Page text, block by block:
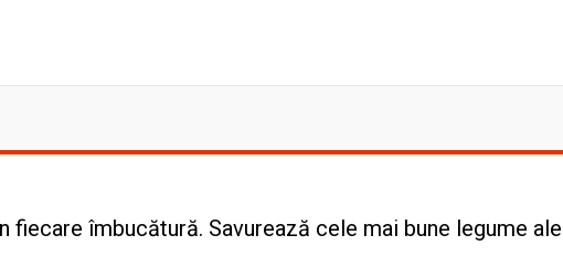
fiecare îmbucătură. Savurează cele mai bune legume ale